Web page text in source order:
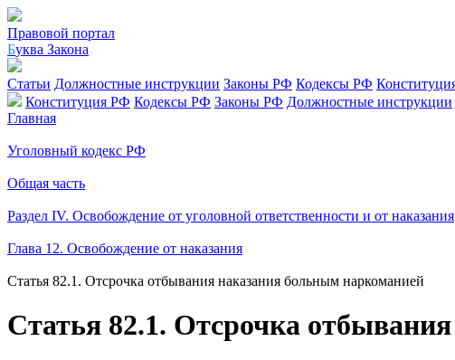
Правовой портал
Буква Закона
Статьи Должностные инструкции Законы РФ Кодексы РФ
Конституция РФ Кодексы РФ Законы РФ Должностные инструкции
Главная
Уголовный кодекс РФ
Общая часть
Раздел IV. Освобождение от уголовной ответственности и от наказания
Глава 12. Освобождение от наказания
Статья 82.1. Отсрочка отбывания наказания больным наркоманией
Статья 82.1. Отсрочка